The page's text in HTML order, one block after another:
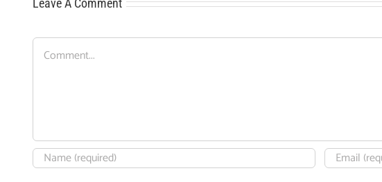
Leave A Comment
Comment